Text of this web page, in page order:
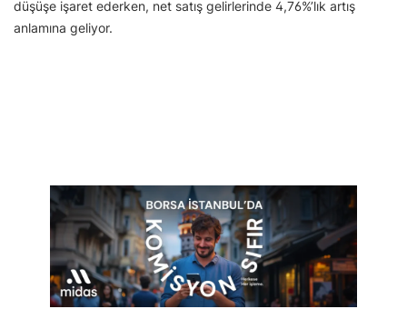
düşüşe işaret ederken, net satış gelirlerinde 4,76%’lık artış
anlamına geliyor.